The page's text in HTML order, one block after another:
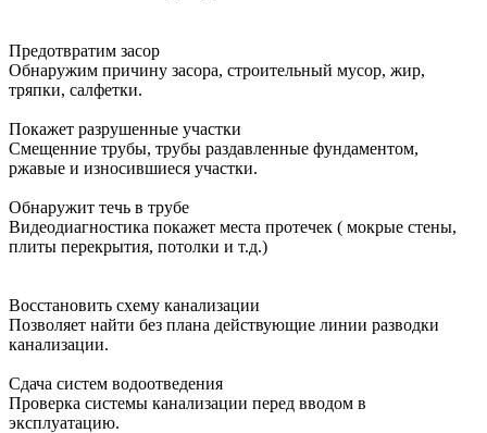
Предотвратим засор
Обнаружим причину засора, cтроительный мусор, жир,
тряпки, салфетки.
Покажет разрушенные участки
Смещенние трубы, трубы раздавленные фундаментом,
ржавые и износившиеся участки.
Обнаружит течь в трубе
Видеодиагностика покажет места протечек ( мокрые стены,
плиты перекрытия, потолки и т.д.)
Восстановить схему канализации
Позволяет найти без плана действующие линии разводки
канализации.
Сдача систем водоотведения
Проверка системы канализации перед вводом в
эксплуатацию.